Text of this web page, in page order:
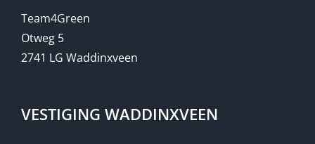
Team4Green
Otweg 5
2741 LG Waddinxveen
VESTIGING WADDINXVEEN